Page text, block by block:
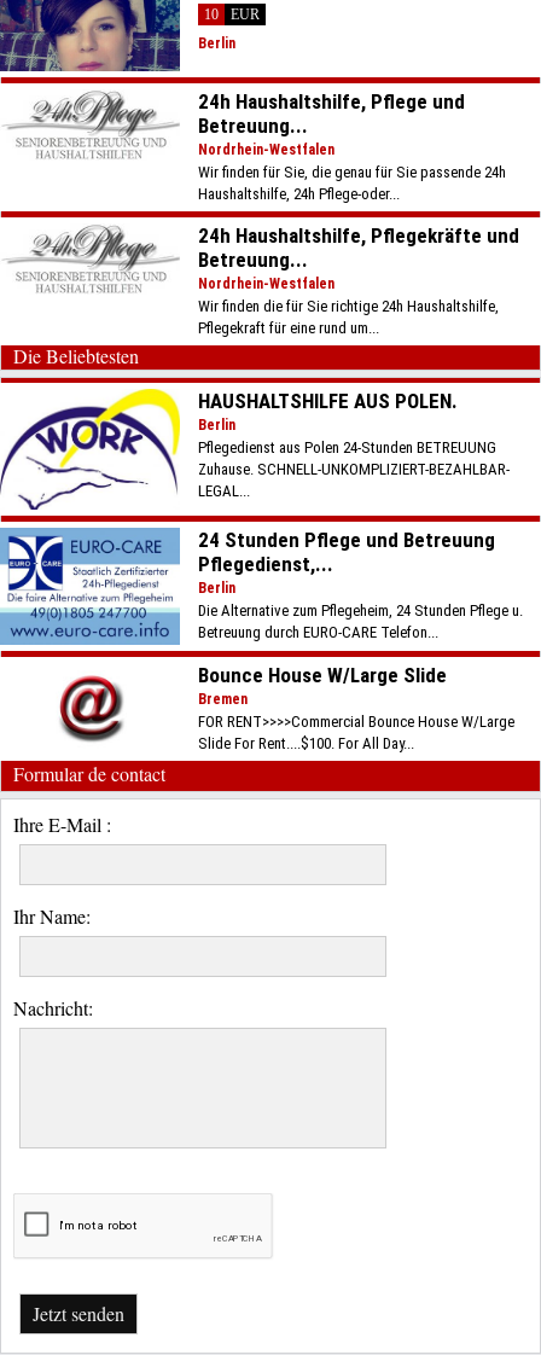
10
EUR
Berlin
24h Haushaltshilfe, Pflege und
Betreuung...
Nordrhein-Westfalen
Wir finden für Sie, die genau für Sie passende 24h
Haushaltshilfe, 24h Pflege-oder...
24h Haushaltshilfe, Pflegekräfte und
Betreuung...
Nordrhein-Westfalen
Wir finden die für Sie richtige 24h Haushaltshilfe,
Pflegekraft für eine rund um...
Die Beliebtesten
HAUSHALTSHILFE AUS POLEN.
Berlin
Pflegedienst aus Polen 24-Stunden BETREUUNG
Zuhause. SCHNELL-UNKOMPLIZIERT-BEZAHLBAR-
LEGAL...
24 Stunden Pflege und Betreuung
Pflegedienst,...
Berlin
Die Alternative zum Pflegeheim, 24 Stunden Pflege u.
Betreuung durch EURO-CARE Telefon...
Bounce House W/Large Slide
Bremen
FOR RENT>>>>Commercial Bounce House W/Large
Slide For Rent....$100. For All Day...
Formular de contact
Ihre E-Mail :
Ihr Name:
Nachricht:
Jetzt senden